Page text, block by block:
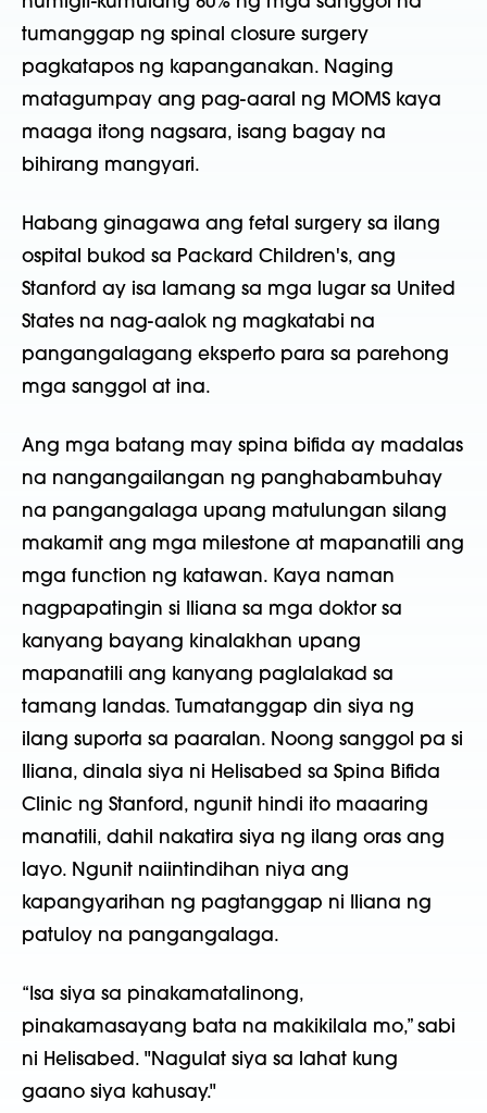
tumanggap ng spinal closure surgery
pagkatapos ng kapanganakan. Naging
matagumpay ang pag-aaral ng MOMS kaya
maaga itong nagsara, isang bagay na
bihirang mangyari.
Habang ginagawa ang fetal surgery sa ilang
ospital bukod sa Packard Children's, ang
Stanford ay isa lamang sa mga lugar sa United
States na nag-aalok ng magkatabi na
pangangalagang eksperto para sa parehong
mga sanggol at ina.
Ang mga batang may spina bifida ay madalas
na nangangailangan ng panghabambuhay
na pangangalaga upang matulungan silang
makamit ang mga milestone at mapanatili ang
mga function ng katawan. Kaya naman
nagpapatingin si Iliana sa mga doktor sa
kanyang bayang kinalakhan upang
mapanatili ang kanyang paglalakad sa
tamang landas. Tumatanggap din siya ng
ilang suporta sa paaralan. Noong sanggol pa si
Iliana, dinala siya ni Helisabed sa Spina Bifida
Clinic ng Stanford, ngunit hindi ito maaaring
manatili, dahil nakatira siya ng ilang oras ang
layo. Ngunit naiintindihan niya ang
kapangyarihan ng pagtanggap ni Iliana ng
patuloy na pangangalaga.
“Isa siya sa pinakamatalinong,
pinakamasayang bata na makikilala mo,” sabi
ni Helisabed. "Nagulat siya sa lahat kung
gaano siya kahusay."